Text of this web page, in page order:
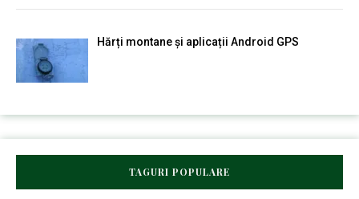
Hărți montane și aplicații Android GPS
TAGURI POPULARE